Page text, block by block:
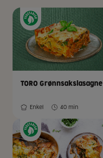
TORO Grønnsakslasagne
Enkel 40 min